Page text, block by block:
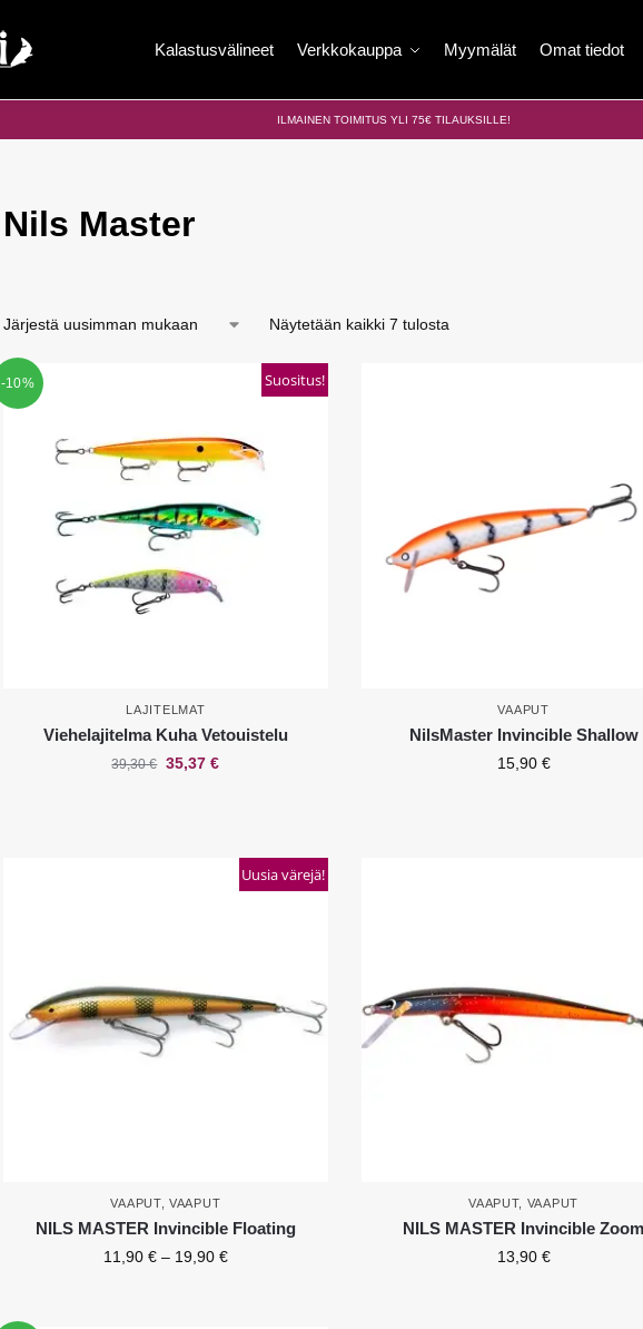
Kalastusvälineet Verkkokauppa Myymälät Omat tiedot
ILMAINEN TOIMITUS YLI 75€ TILAUKSILLE!
Nils Master
Näytetään kaikki 7 tulosta
-10% Suositus!
LAJITELMAT
Viehelajitelma Kuha Vetouistelu
39,30€ 35,37€
VAAPUT
NilsMaster Invincible Shallow
15,90 €
Uusia värejä!
VAAPUT,VAAPUT
NILS MASTER Invincible Floating
11,90 € – 19,90 €
VAAPUT, VAAPUT
NILS MASTER Invincible
13,90 €